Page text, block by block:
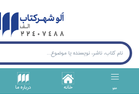
منو خانه درباره ما